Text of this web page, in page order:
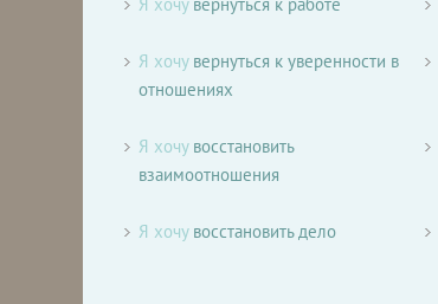
Я хочувернуться к уверенности в
отношениях
Я хочувосстановить
взаимоотношения
Я хочувосстановить дело